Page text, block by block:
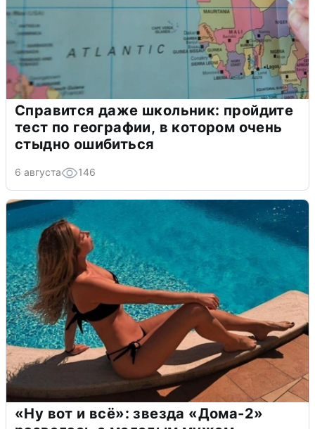
Справится даже школьник: пройдите
тест по географии, в котором очень
стыдно ошибиться
6 августа 146
«Ну вот и всё»: звезда «Дома-2»